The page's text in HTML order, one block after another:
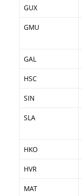
GUX
GMU
GAL
HSC
SIN
SLA
HKO
HVR
MAT